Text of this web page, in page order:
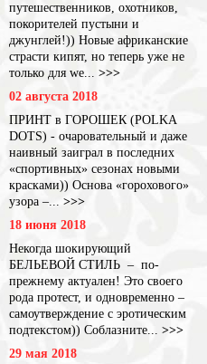
путешественников, охотников,
покорителей пустыни и
джунглей!)) Новые африканские
страсти кипят, но теперь уже не
только для we... >>>
02 августа 2018
ПРИНТ в ГОРОШЕК (POLKA
DOTS) - очаровательный и даже
наивный заиграл в последних
«спортивных» сезонах новыми
красками)) Основа «горохового»
узора –... >>>
18 июня 2018
Некогда шокирующий
БЕЛЬЕВОЙ СТИЛЬ – по-
прежнему актуален! Это своего
рода протест, и одновременно –
самоутверждение с эротическим
подтекстом)) Соблазните... >>>
29 мая 2018